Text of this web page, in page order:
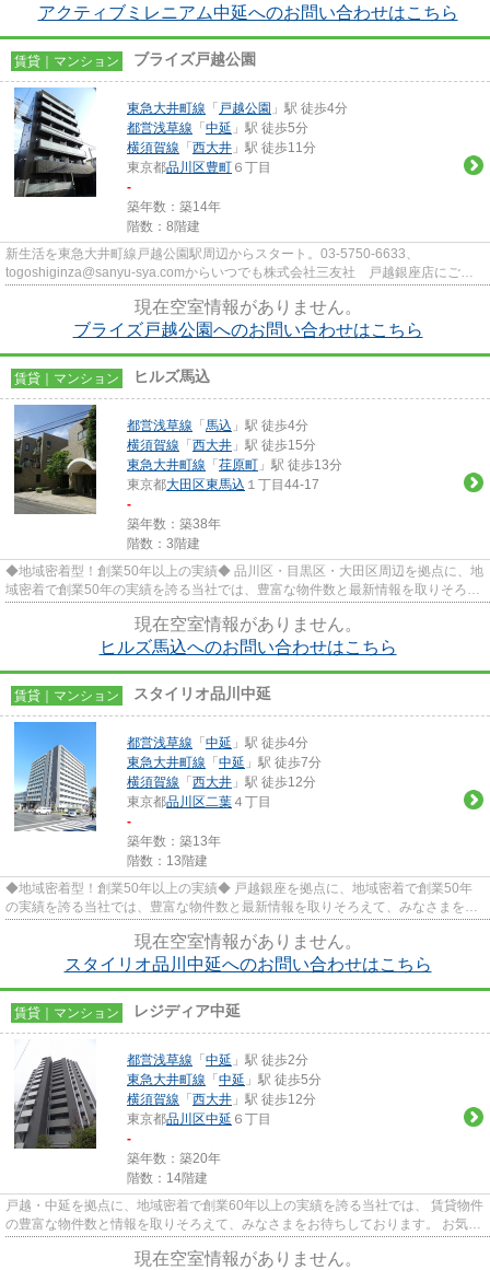
アクティブミレニアム中延へのお問い合わせはこちら
賃貸｜マンション ブライズ戸越公園
東急大井町線 「 戸越公園 」駅 徒歩4分
都営浅草線 「 中延 」駅 徒歩5分
横須賀線 「 西大井 」駅 徒歩11分
東京都品川区豊町 ６丁目
-
築年数：築14年
階数：8階建
新生活を東急大井町線戸越公園駅周辺からスタート。03-5750-6633、
togoshiginza@sanyu-sya.comからいつでも株式会社三友社 戸越銀座店にご相
現在空室情報がありません。
ブライズ戸越公園へのお問い合わせはこちら
賃貸｜マンション ヒルズ馬込
都営浅草線 「 馬込 」駅 徒歩4分
横須賀線 「 西大井 」駅 徒歩15分
東急大井町線 「 荏原町 」駅 徒歩13分
東京都大田区東馬込 １丁目44-17
-
築年数：築38年
階数：3階建
◆地域密着型！創業50年以上の実績◆ 品川区・目黒区・大田区周辺を拠点に、地
域密着で創業50年の実績を誇る当社では、豊富な物件数と最新情報を取りそろえ
現在空室情報がありません。
ヒルズ馬込へのお問い合わせはこちら
賃貸｜マンション スタイリオ品川中延
都営浅草線 「 中延 」駅 徒歩4分
東急大井町線 「 中延 」駅 徒歩7分
横須賀線 「 西大井 」駅 徒歩12分
東京都品川区二葉 ４丁目
-
築年数：築13年
階数：13階建
◆地域密着型！創業50年以上の実績◆ 戸越銀座を拠点に、地域密着で創業50年
の実績を誇る当社では、豊富な物件数と最新情報を取りそろえて、みなさまをお
現在空室情報がありません。
スタイリオ品川中延へのお問い合わせはこちら
賃貸｜マンション レジディア中延
都営浅草線 「 中延 」駅 徒歩2分
東急大井町線 「 中延 」駅 徒歩5分
横須賀線 「 西大井 」駅 徒歩12分
東京都品川区中延 ６丁目
-
築年数：築20年
階数：14階建
戸越・中延を拠点に、地域密着で創業60年以上の実績を誇る当社では、 賃貸物件
の豊富な物件数と情報を取りそろえて、みなさまをお待ちしております。 お気軽
現在空室情報がありません。